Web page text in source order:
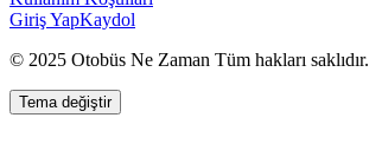
Giriş YapKaydol
© 2025 Otobüs Ne Zaman Tüm hakları saklıdır.
Tema değiştir